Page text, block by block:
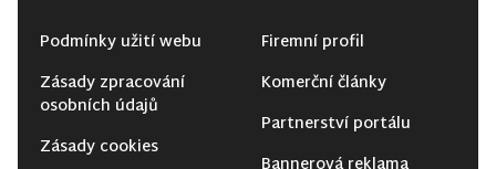
Podmínky užití webu
Zásady zpracování
osobních údajů
Zásady cookies
Firemní profil
Komerční články
Partnerství portálu